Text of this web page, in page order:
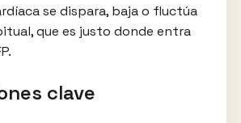
se dispara, baja o fluctúa
que es justo donde entra
clave